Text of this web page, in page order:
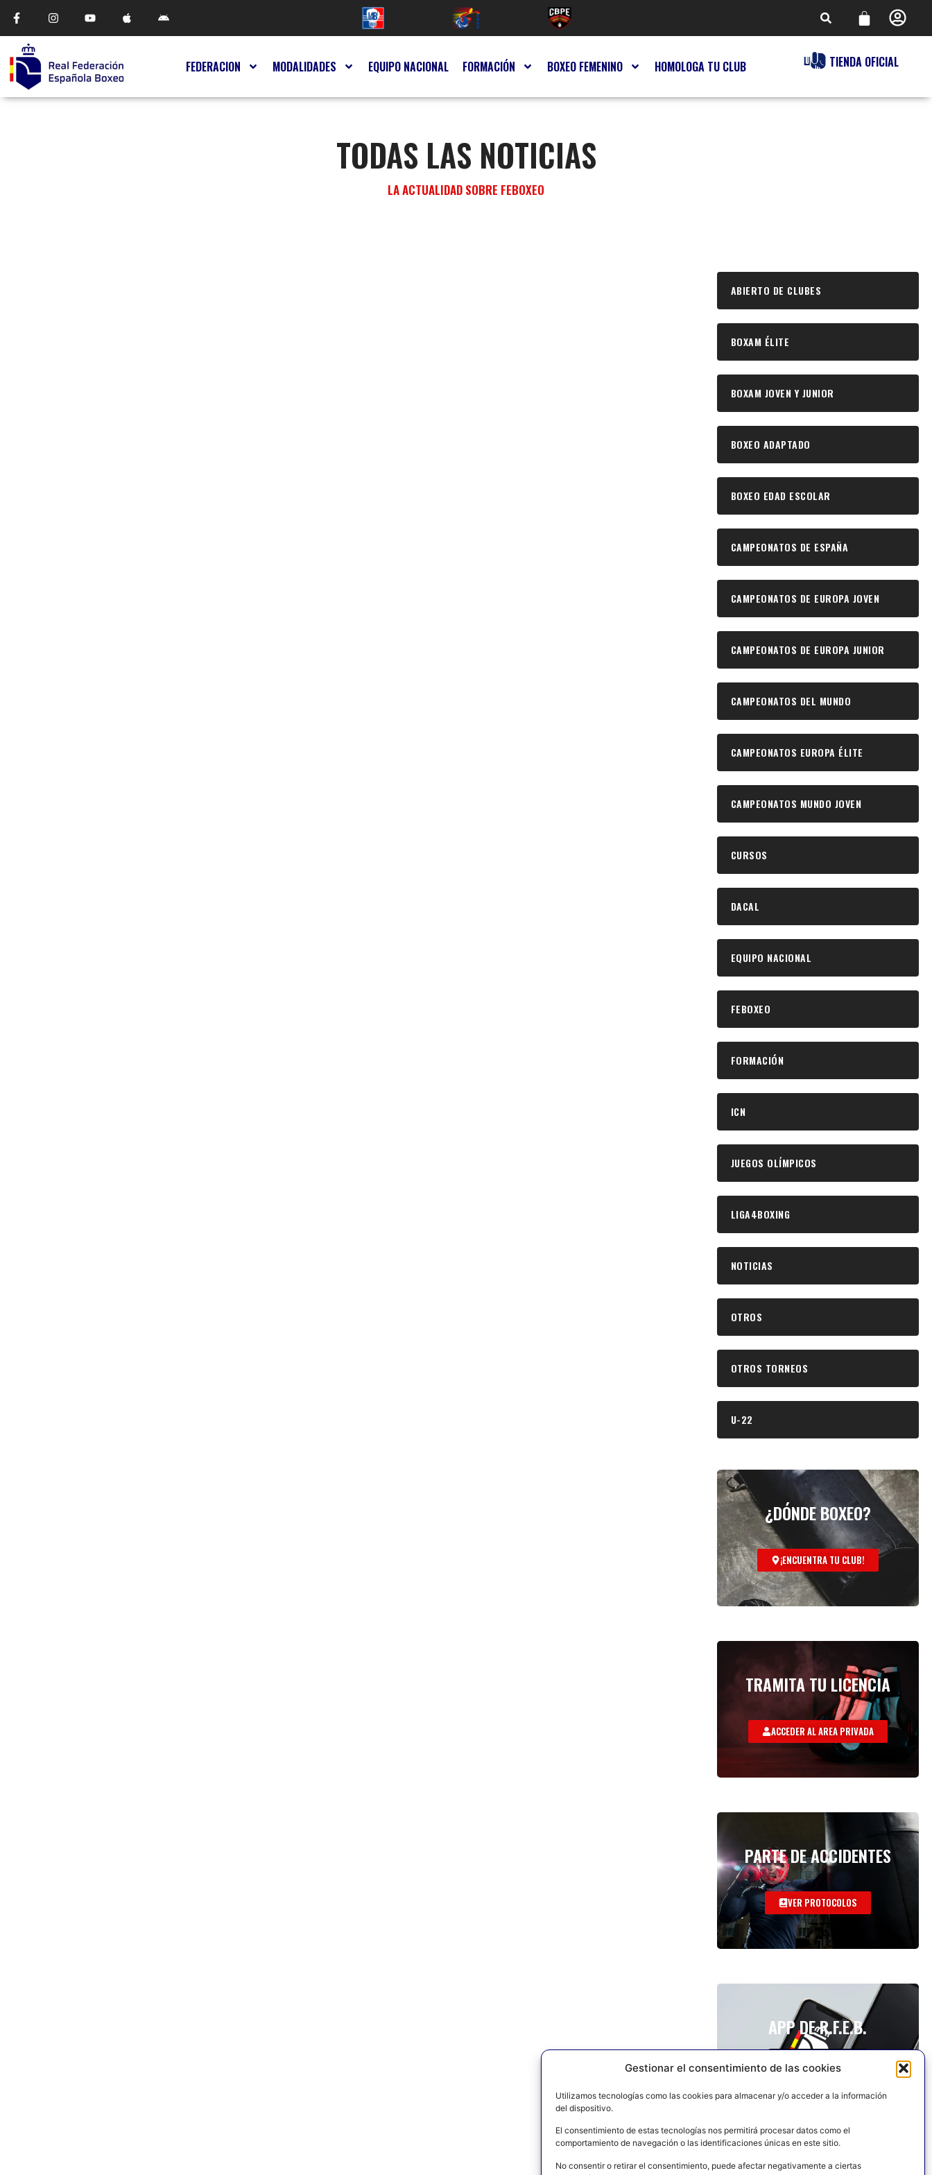
Gestionar el consentimiento de las cookies
Utilizamos tecnologías como las cookies para almacenar y/o acceder a la información
del dispositivo.
El consentimiento de estas tecnologías nos permitirá procesar datos como el
comportamiento de navegación o las identificaciones únicas en este sitio.
No consentir o retirar el consentimiento, puede afectar negativamente a ciertas
FEDERACION MODALIDADES EQUIPO NACIONAL FORMACIÓN BOXEO FEMENINO HOMOLOGA TU CLUB TIENDA OFICIAL
TODAS LAS NOTICIAS
LA ACTUALIDAD SOBRE FEBOXEO
ABIERTO DE CLUBES
BOXAM ÉLITE
BOXAM JOVEN Y JUNIOR
BOXEO ADAPTADO
BOXEO EDAD ESCOLAR
CAMPEONATOS DE ESPAÑA
CAMPEONATOS DE EUROPA JOVEN
CAMPEONATOS DE EUROPA JUNIOR
CAMPEONATOS DEL MUNDO
CAMPEONATOS EUROPA ÉLITE
CAMPEONATOS MUNDO JOVEN
CURSOS
DACAL
EQUIPO NACIONAL
FEBOXEO
FORMACIÓN
ICN
JUEGOS OLÍMPICOS
LIGA4BOXING
NOTICIAS
OTROS
OTROS TORNEOS
U-22
¿DÓNDE BOXEO?
¡ENCUENTRA TU CLUB!
TRAMITA TU LICENCIA
ACCEDER AL AREA PRIVADA
PARTE DE ACCIDENTES
VER PROTOCOLOS
APP DE R.F.E.B.